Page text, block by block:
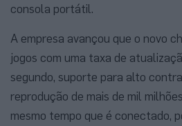
consola portátil.
A empresa avançou que o novo
jogos com uma taxa de
segundo, suporte para alto
reprodução de mais de mil
mesmo tempo que é conectado,